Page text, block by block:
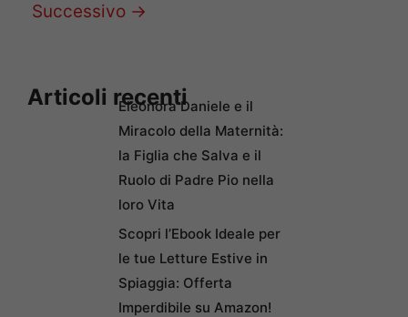
Successivo →
Articoli recentiEleonora Daniele e il
Miracolo della Maternità:
la Figlia che Salva e il
Ruolo di Padre Pio nella
loro Vita
Scopri l’Ebook Ideale per
le tue Letture Estive in
Spiaggia: Offerta
Imperdibile su Amazon!